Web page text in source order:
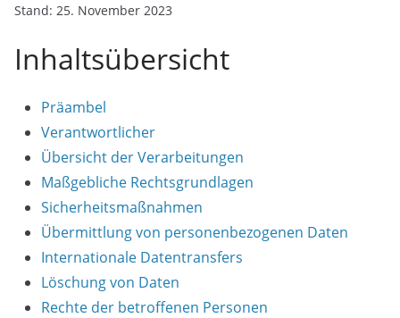
Stand: 25. November 2023
Inhaltsübersicht
Präambel
Verantwortlicher
Übersicht der Verarbeitungen
Maßgebliche Rechtsgrundlagen
Sicherheitsmaßnahmen
Übermittlung von personenbezogenen Daten
Internationale Datentransfers
Löschung von Daten
Rechte der betroffenen Personen